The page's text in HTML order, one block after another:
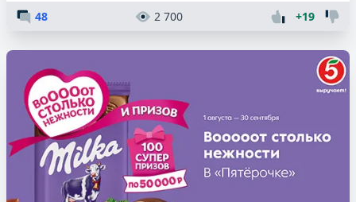
48 2 700 +19